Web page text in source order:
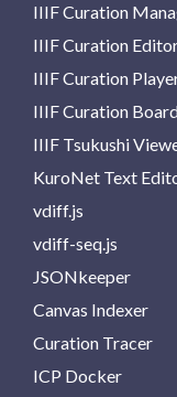
IIIF Curation
IIIF Curation
IIIF Curation
IIIF Curation
IIIF Tsukushi
KuroNet Text
vdiff.js
vdiff-seq.js
JSONkeeper
Canvas Indexer
Curation Tracer
ICP Docker